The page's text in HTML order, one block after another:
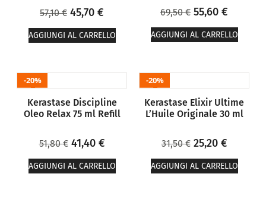
57,10€ 45,70 €
AGGIUNGI AL CARRELLO
69,50€ 55,60 €
AGGIUNGI AL CARRELLO
20%
Kerastase Discipline
Oleo Relax 75 ml Refill
51,80€ 41,40 €
AGGIUNGI AL CARRELLO
20%
Kerastase Elixir Ultime
L’Huile Originale 30 ml
31,50€ 25,20 €
AGGIUNGI AL CARRELLO